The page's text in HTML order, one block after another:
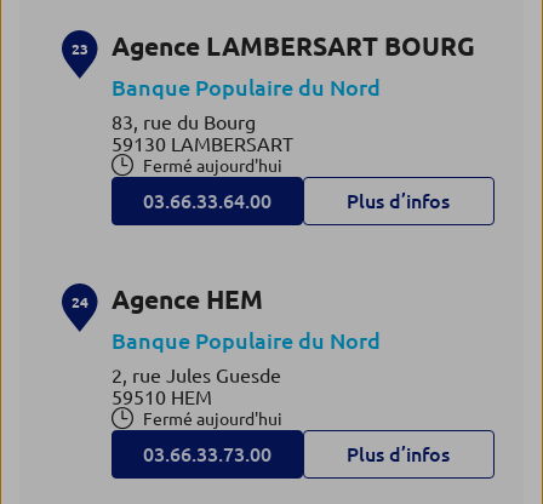
23 Agence LAMBERSART BOURG
Banque Populaire du Nord
83, rue du Bourg
59130 LAMBERSART
Fermé aujourd'hui
03.66.33.64.00 Plus d’infos
24 Agence HEM
Banque Populaire du Nord
2, rue Jules Guesde
59510 HEM
Fermé aujourd'hui
03.66.33.73.00 Plus d’infos